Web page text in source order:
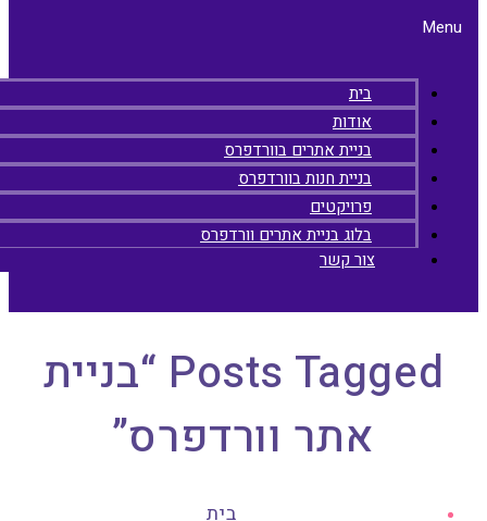
אודות
בניית אתרים בוורדפרס
בניית חנות בוורדפרס
פרויקטים
בלוג בניית אתרים וורדפרס
צור קשר
Posts Tagged “בניית
אתר וורדפרס”